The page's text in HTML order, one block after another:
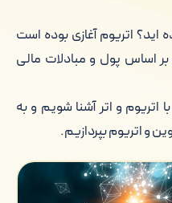
اید؟ اتریوم آغازی بوده است
بر اساس پول و مبادلات مالی
اتریوم و اتر آشنا شویم و به
و اتریوم بپردازیم.